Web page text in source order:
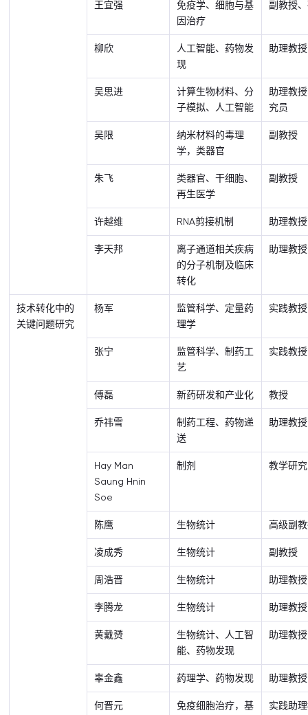
王宜强
免疫学、细胞与基
因治疗
副教授
柳欣
人工智能、药物发
现
助理教授
吴思进
计算生物材料、分
子模拟、人工智能
助理教
究员
吴限
纳米材料的毒理
学，类器官
副教授
朱飞
类器官、干细胞、
再生医学
副教授
许越维 RNA剪接机制 助理教授
李天邦
离子通道相关疾病
的分子机制及临床
转化
助理教授
技术转化中的
关键问题研究
杨军
监管科学、定量药
理学
实践教授
张宁
监管科学、制药工
艺
实践教授
傅磊 新药研发和产业化 教授
乔祎雪
制药工程、药物递
送
助理教授
Hay Man
Saung Hnin
Soe
制剂 教学研
陈鹰 生物统计 高级副
凌成秀 生物统计 副教授
周浩晋 生物统计 助理教授
李腾龙 生物统计 助理教授
黄戴赟
生物统计、人工智
能、药物发现
助理教授
辜金鑫 药理学、药物发现 助理教授
何晋元
免疫细胞治疗，基
实践助